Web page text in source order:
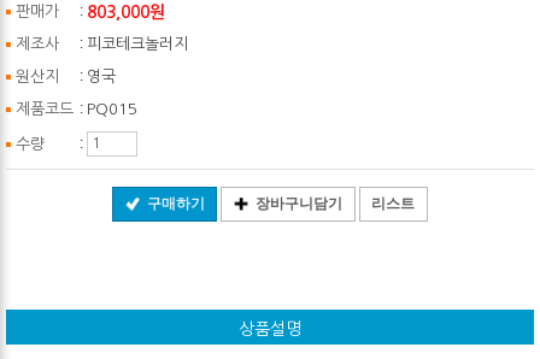
판매가 : 803,000원
제조사 : 피코테크놀러지
원산지 : 영국
제품코드 : PQ015
수량 :
구매하기 장바구니담기 리스트
상품설명